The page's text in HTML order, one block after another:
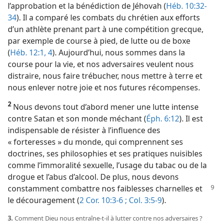
l’approbation et la bénédiction de Jéhovah (Héb. 10:32-
34). Il a comparé les combats du chrétien aux efforts
d’un athlète prenant part à une compétition grecque,
par exemple de course à pied, de lutte ou de boxe
(Héb. 12:1, 4). Aujourd’hui, nous sommes dans la
course pour la vie, et nos adversaires veulent nous
distraire, nous faire trébucher, nous mettre à terre et
nous enlever notre joie et nos futures récompenses.
2 Nous devons tout d’abord mener une lutte intense
contre Satan et son monde méchant (Éph. 6:12). Il est
indispensable de résister à l’influence des
« forteresses » du monde, qui comprennent ses
doctrines, ses philosophies et ses pratiques nuisibles
comme l’immoralité sexuelle, l’usage du tabac ou de la
drogue et l’abus d’alcool. De plus, nous devons
constamment combattre nos faiblesses charnelles et
le découragement (2 Cor. 10:3-6 ; Col. 3:5-9).
3. Comment Dieu nous entraîne-​t-​il à lutter contre nos adversaires ?